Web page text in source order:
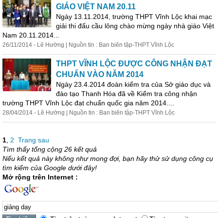
GIÁO VIỆT NAM 20.11
Ngày 13.11.2014, trường THPT Vĩnh Lộc khai mạc
giải thi đấu cầu lông chào mừng ngày nhà giáo Việt
Nam 20.11.2014...
26/11/2014 - Lê Hường | Nguồn tin : Ban biên tập-THPT Vĩnh Lộc
THPT VĨNH LỘC ĐƯỢC CÔNG NHẬN ĐẠT
CHUẨN VÀO NĂM 2014
Ngày 23.4.2014 đoàn kiểm tra của Sở giáo dục và
đào tạo Thanh Hóa đã về Kiểm tra công nhận
trường THPT Vĩnh Lộc đạt chuẩn quốc gia năm 2014....
28/04/2014 - Lê Hường | Nguồn tin : Ban biên tập-THPT Vĩnh Lộc
1 2 Trang sau
Tìm thấy tổng cộng 26 kết quả
Nếu kết quả này không như mong đợi, bạn hãy thử sử dụng công cụ
tìm kiếm của Google dưới đây!
Mở rộng trên Internet :